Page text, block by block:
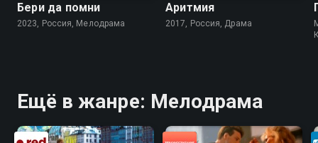
Бери да помни
2023, Россия, Мелодрама
Аритмия
2017, Россия, Драма
Ещё в жанре: Мелодрама